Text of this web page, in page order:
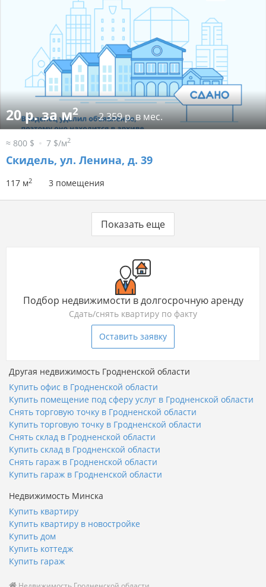
20 р. за м2 2 359 р. в мес.
≈ 800 $ 7 $/м2
Скидель, ул. Ленина, д. 39
117 м2 3 помещения
Показать еще
Подбор недвижимости в долгосрочную аренду
Сдать/снять квартиру по факту
Оставить заявку
Другая недвижимость Гродненской области
Купить офис в Гродненской области
Купить помещение под сферу услуг в Гродненской области
Снять торговую точку в Гродненской области
Купить торговую точку в Гродненской области
Снять склад в Гродненской области
Купить склад в Гродненской области
Снять гараж в Гродненской области
Купить гараж в Гродненской области
Недвижимость Минска
Купить квартиру
Купить квартиру в новостройке
Купить дом
Купить коттедж
Купить гараж